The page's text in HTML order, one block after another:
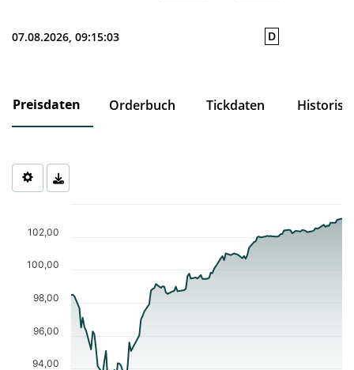
07.08.2026, 09:15:03 D
Preisdaten Orderbuch Tickdaten
Chart
The chart has 1 X axis displaying Time. Data ranges from 2026-
The chart has 1 Y axis displaying values. Data ranges from
94,00
96,00
98,00
100,00
102,00